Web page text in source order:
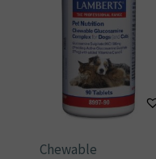
Chewable